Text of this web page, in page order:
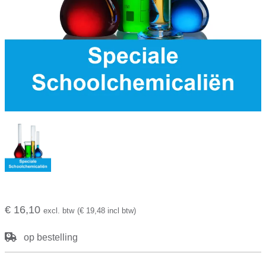
€ 16,10 excl. btw (€ 19,48 incl btw)
op bestelling